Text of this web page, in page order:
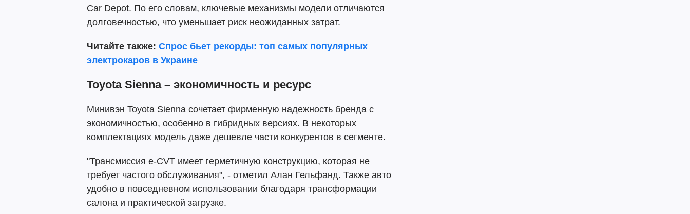
Car Depot. По его словам, ключевые механизмы модели отличаются
долговечностью, что уменьшает риск неожиданных затрат.
Читайте также: Спрос бьет рекорды: топ самых популярных
электрокаров в Украине
Toyota Sienna – экономичность и ресурс
Минивэн Toyota Sienna сочетает фирменную надежность бренда с
экономичностью, особенно в гибридных версиях. В некоторых
комплектациях модель даже дешевле части конкурентов в сегменте.
"Трансмиссия e-CVT имеет герметичную конструкцию, которая не
требует частого обслуживания", - отметил Алан Гельфанд. Также авто
удобно в повседневном использовании благодаря трансформации
салона и практической загрузке.